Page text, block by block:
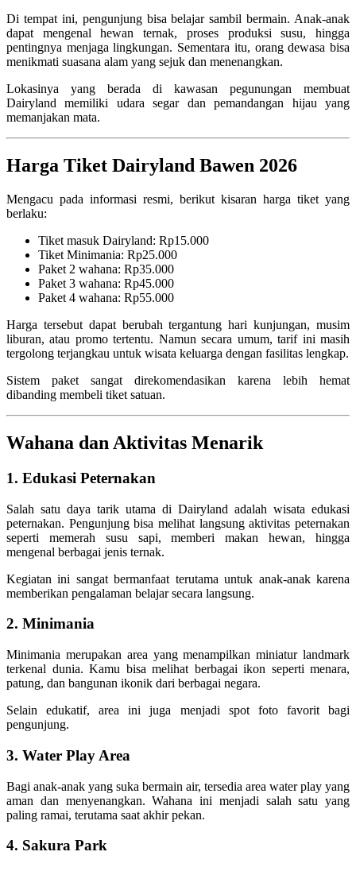
Di tempat ini, pengunjung bisa belajar sambil bermain. Anak-anak
dapat mengenal hewan ternak, proses produksi susu, hingga
pentingnya menjaga lingkungan. Sementara itu, orang dewasa bisa
menikmati suasana alam yang sejuk dan menenangkan.
Lokasinya yang berada di kawasan pegunungan membuat
Dairyland memiliki udara segar dan pemandangan hijau yang
memanjakan mata.
Harga Tiket Dairyland Bawen 2026
Mengacu pada informasi resmi, berikut kisaran harga tiket yang
berlaku:
Tiket masuk Dairyland: Rp15.000
Tiket Minimania: Rp25.000
Paket 2 wahana: Rp35.000
Paket 3 wahana: Rp45.000
Paket 4 wahana: Rp55.000
Harga tersebut dapat berubah tergantung hari kunjungan, musim
liburan, atau promo tertentu. Namun secara umum, tarif ini masih
tergolong terjangkau untuk wisata keluarga dengan fasilitas lengkap.
Sistem paket sangat direkomendasikan karena lebih hemat
dibanding membeli tiket satuan.
Wahana dan Aktivitas Menarik
1. Edukasi Peternakan
Salah satu daya tarik utama di Dairyland adalah wisata edukasi
peternakan. Pengunjung bisa melihat langsung aktivitas peternakan
seperti memerah susu sapi, memberi makan hewan, hingga
mengenal berbagai jenis ternak.
Kegiatan ini sangat bermanfaat terutama untuk anak-anak karena
memberikan pengalaman belajar secara langsung.
2. Minimania
Minimania merupakan area yang menampilkan miniatur landmark
terkenal dunia. Kamu bisa melihat berbagai ikon seperti menara,
patung, dan bangunan ikonik dari berbagai negara.
Selain edukatif, area ini juga menjadi spot foto favorit bagi
pengunjung.
3. Water Play Area
Bagi anak-anak yang suka bermain air, tersedia area water play yang
aman dan menyenangkan. Wahana ini menjadi salah satu yang
paling ramai, terutama saat akhir pekan.
4. Sakura Park